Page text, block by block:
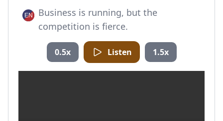
Business is running, but the
competition is fierce.
0.5x Listen 1.5x